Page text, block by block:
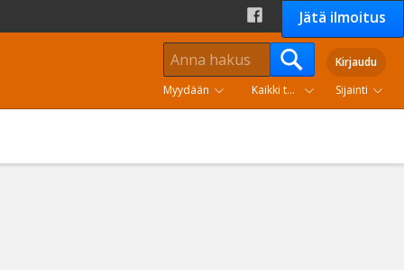
Jätä ilmoitus
Kirjaudu
Myydään
Kaikki tuoteryhmät Sijainti